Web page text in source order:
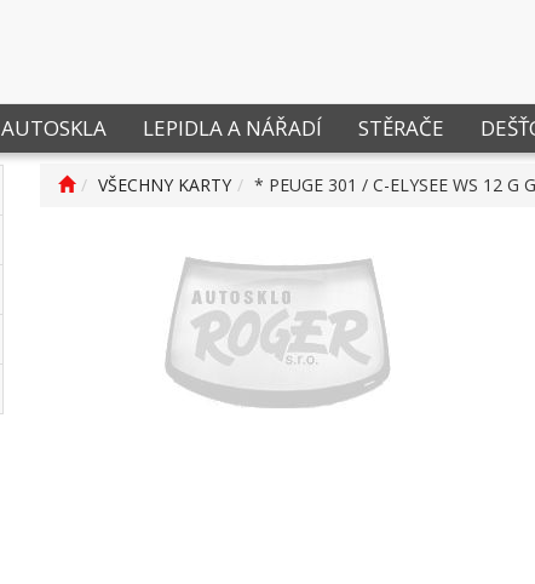
AUTOSKLA LEPIDLA A NÁŘADÍ STĚRAČE
VŠECHNY KARTY * PEUGE 301 / C-ELYSEE WS 12 G